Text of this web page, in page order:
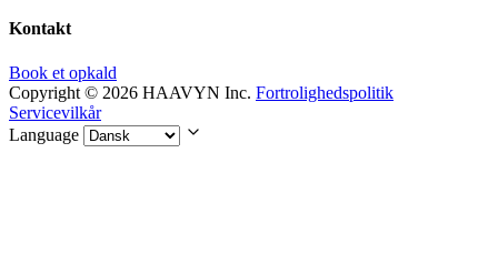
Kontakt
Book et opkald
Copyright © 2026 HAAVYN Inc. Fortrolighedspolitik
Servicevilkår
Language